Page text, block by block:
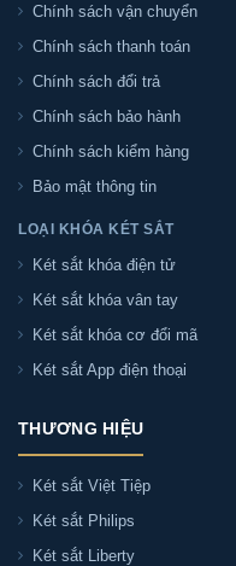
+ Miền Bắc: Bắc
Phòng, Hưng Yên,
Tuyên Quang, Lạng
Tư Vấn & Hỏi
KL75-LS7-GOLD
Két sắt Kassler
không?
Có. Két sắt Kassler
cháy — được thiết
cháy và thân thép
sản, giấy tờ phòng
Chính sách vận chuyển
Chính sách thanh toán
Chính sách đổi trả
Chính sách bảo hành
Chính sách kiểm hàng
Bảo mật thông tin
LOẠI KHÓA KÉT SẮT
Két sắt khóa điện tử
Két sắt khóa vân tay
Két sắt khóa cơ đổi mã
Két sắt App điện thoại
THƯƠNG HIỆU
Két sắt Việt Tiệp
Két sắt Philips
Két sắt Liberty